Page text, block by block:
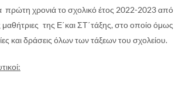
πρώτη χρονιά το σχολικό έτος 2022-2023 από
μαθήτριες της Ε΄και ΣΤ΄τάξης, στο οποίο όμως
και δράσεις όλων των τάξεων του σχολείου.